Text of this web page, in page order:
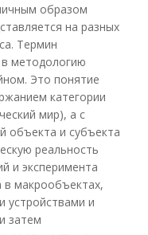
образом
на разных
Термин
в методологию
Это понятие
категории
мир), а с
объекта и субъекта
реальность
и эксперимента
в макрообъектах,
устройствами и
затем